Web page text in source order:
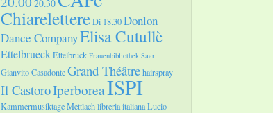
20.30
ChiarelettereDi 18.30Donlon
Dance CompanyElisa Cutullè
EttelbrueckEttelbrück Frauenbibliothek Saar
Gianvito CasadonteGrand Théâtrehairspray
Il CastoroIperboreaISPI
Kammermusiktage Mettlachlibreria italianaLucio